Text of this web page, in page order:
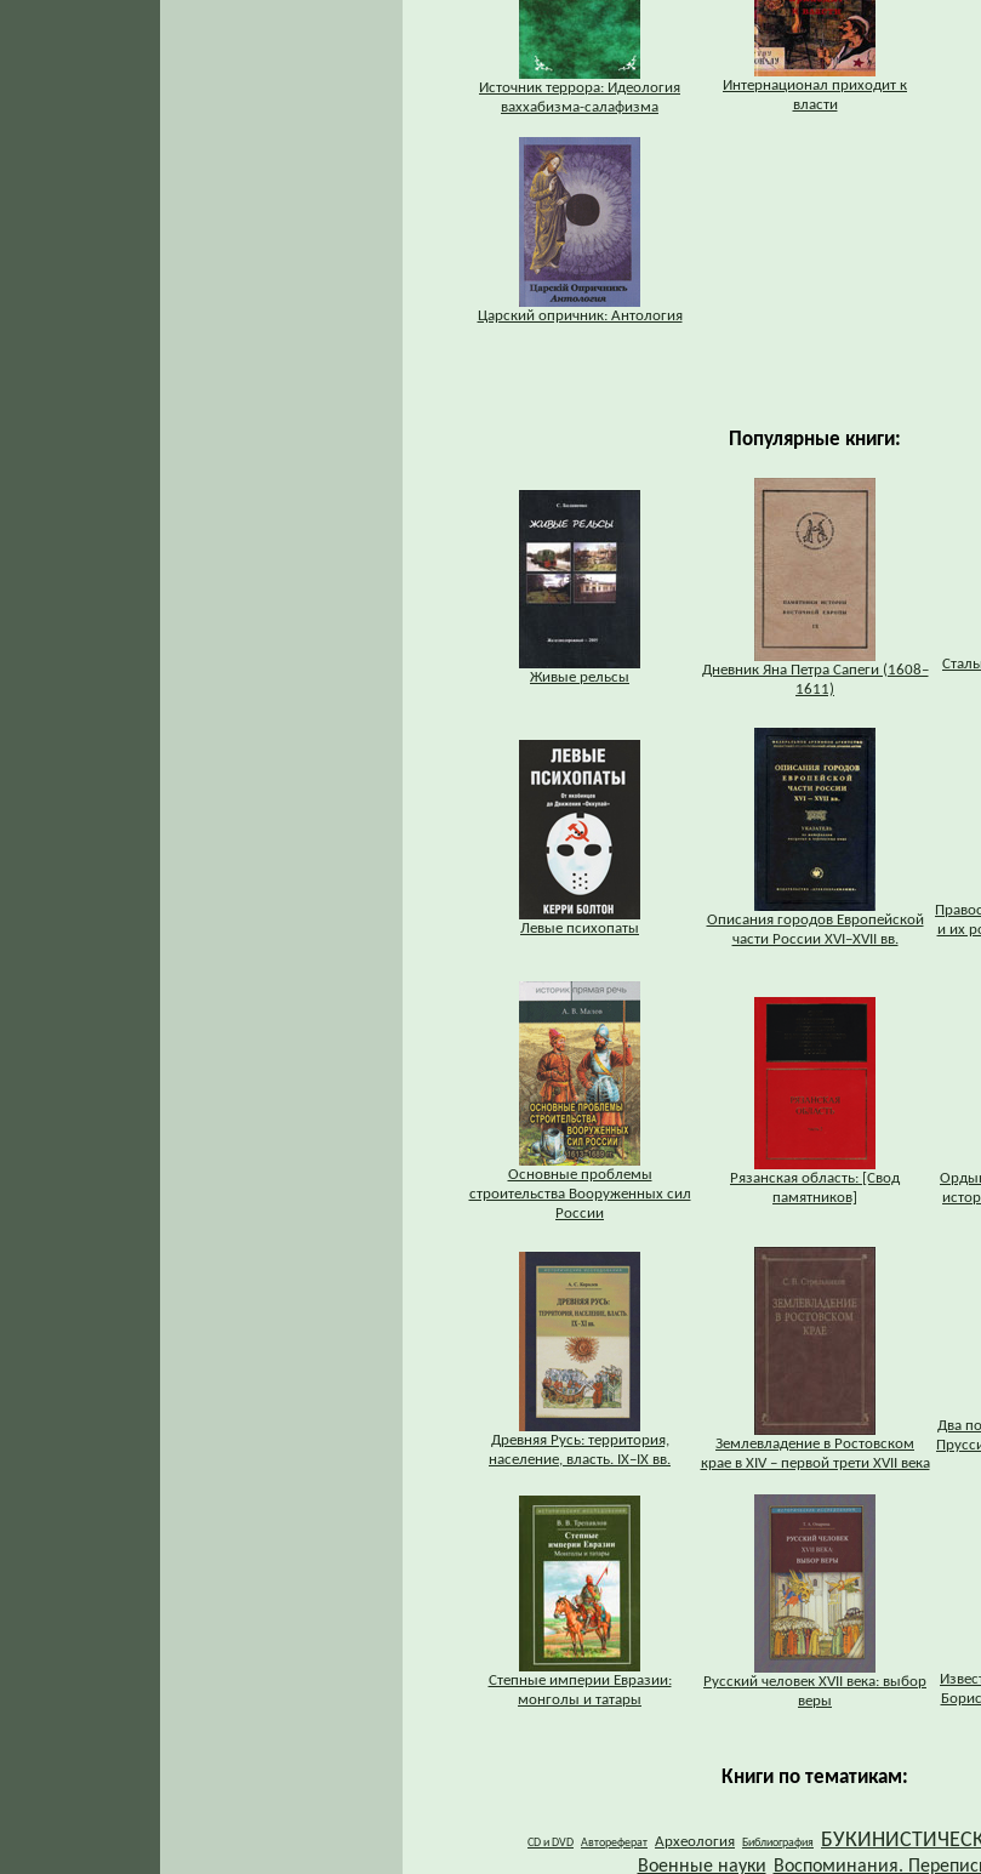
Источник террора: Идеология
ваххабизма-салафизма
Интернационал приходит к
власти
Царский опричник: Антология
Популярные книги:
Живые рельсы
Дневник Яна Петра Сапеги (1608–
1611)
Левые психопаты
Описания городов Европейской
части России XVI–XVII вв.
и их
Основные проблемы
строительства Вооруженных сил
России
Рязанская область: [Свод
памятников]
Древняя Русь: территория,
население, власть. IХ–IХ вв.
Землевладение в Ростовском
крае в XIV – первой трети XVII века
Два
Степные империи Евразии:
монголы и татары
Русский человек XVII века: выбор
веры
Книги по тематикам:
CD и DVD Автореферат Археология Библиография
Военные науки Воспоминания.